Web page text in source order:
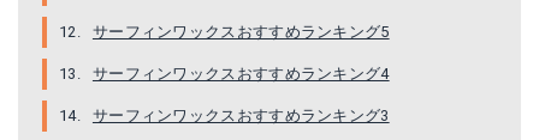
サーフィンワックスおすすめランキング5
サーフィンワックスおすすめランキング4
サーフィンワックスおすすめランキング3
RANSOM.ランソン,ワックス,ベースコート,トップコート●RANSOM SURF WAX